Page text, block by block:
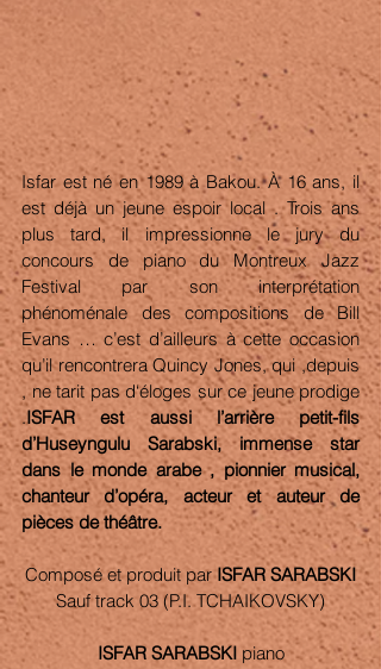
Isfar est né en 1989 à Bakou. À 16 ans, il
est déjà un jeune espoir local . Trois ans
plus tard, il impressionne le jury du
concours de piano du Montreux Jazz
Festival par son interprétation
phénoménale des compositions de Bill
Evans … c’est d’ailleurs à cette occasion
qu’il rencontrera Quincy Jones, qui ,depuis
, ne tarit pas d‘éloges sur ce jeune prodige
.ISFAR est aussi l’arrière petit-fils
d’Huseyngulu Sarabski, immense star
dans le monde arabe , pionnier musical,
chanteur d’opéra, acteur et auteur de
pièces de théâtre.
Composé et produit par ISFAR SARABSKI
Sauf track 03 (P.I. TCHAIKOVSKY)
ISFAR SARABSKI piano